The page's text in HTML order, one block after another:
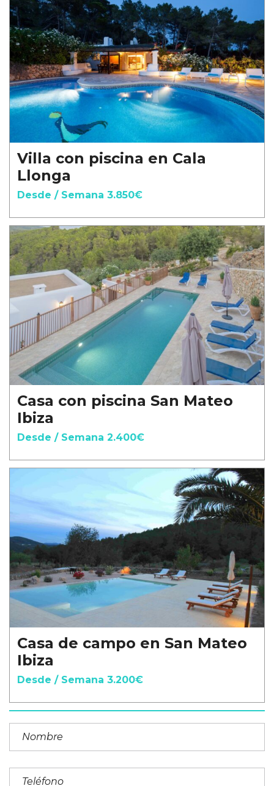
Villa con piscina en Cala
Llonga
Desde / Semana 3.850€
Casa con piscina San Mateo
Ibiza
Desde / Semana 2.400€
Casa de campo en San Mateo
Ibiza
Desde / Semana 3.200€